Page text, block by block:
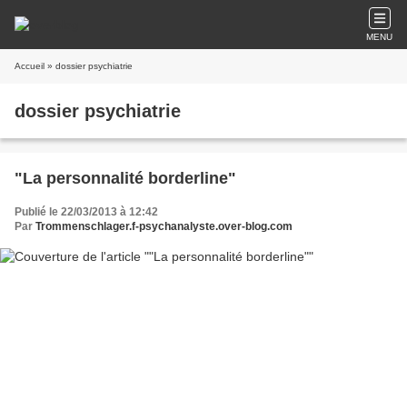
MENU
Accueil » dossier psychiatrie
dossier psychiatrie
"La personnalité borderline"
Publié le 22/03/2013 à 12:42
Par Trommenschlager.f-psychanalyste.over-blog.com